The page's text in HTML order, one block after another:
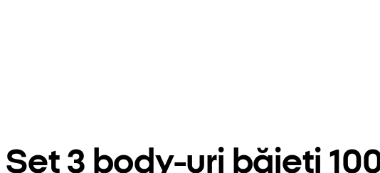
Set 3 body-uri băieți